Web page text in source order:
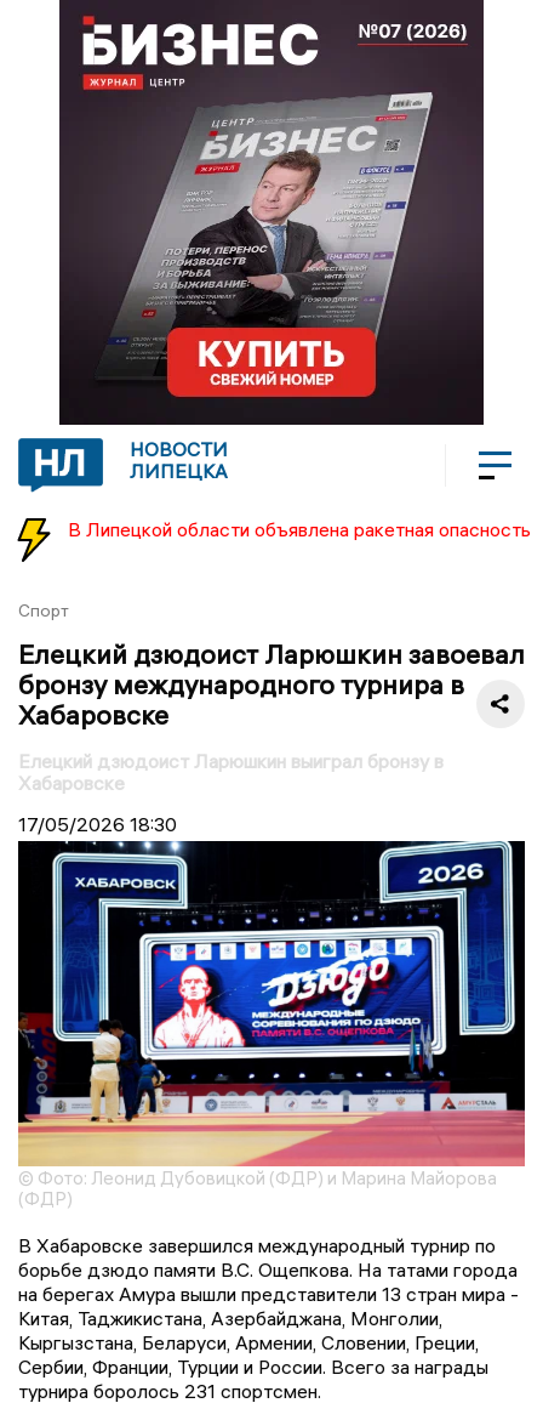
НОВОСТИ
ЛИПЕЦКА
В Липецкой области объявлена ракетная опасность
Спорт
Елецкий дзюдоист Ларюшкин завоевал
бронзу международного турнира в
Хабаровске
Елецкий дзюдоист Ларюшкин выиграл бронзу в
Хабаровске
17/05/2026 18:30
© Фото: Леонид Дубовицкой (ФДР) и Марина Майорова
(ФДР)
В Хабаровске завершился международный турнир по
борьбе дзюдо памяти В.С. Ощепкова. На татами города
на берегах Амура вышли представители 13 стран мира -
Китая, Таджикистана, Азербайджана, Монголии,
Кыргызстана, Беларуси, Армении, Словении, Греции,
Сербии, Франции, Турции и России. Всего за награды
турнира боролось 231 спортсмен.